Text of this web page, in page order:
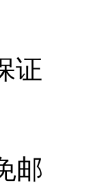
证
邮